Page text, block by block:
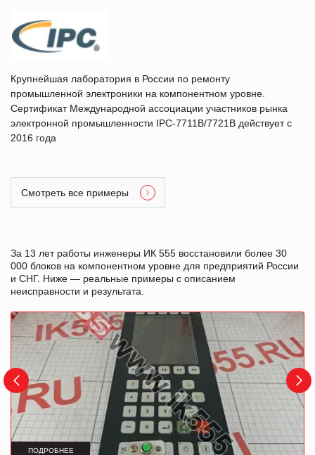
Крупнейшая лаборатория в России по ремонту
промышленной электроники на компонентном уровне.
Сертификат Международной ассоциации участников рынка
электронной промышленности IPC-7711B/7721B действует с
2016 года
Смотреть все примеры
За 13 лет работы инженеры ИК 555 восстановили более 30
000 блоков на компонентном уровне для предприятий России
и СНГ. Ниже — реальные примеры с описанием
неисправности и результата.
ПОДРОБНЕЕ